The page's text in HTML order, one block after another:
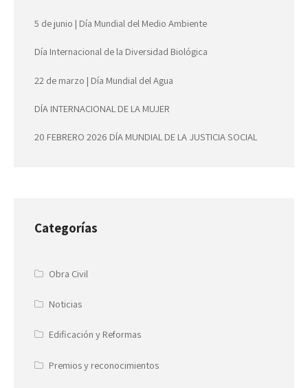
5 de junio | Día Mundial del Medio Ambiente
Día Internacional de la Diversidad Biológica
22 de marzo | Día Mundial del Agua
DÍA INTERNACIONAL DE LA MUJER
20 FEBRERO 2026 DÍA MUNDIAL DE LA JUSTICIA SOCIAL
Categorías
Obra Civil
Noticias
Edificación y Reformas
Premios y reconocimientos